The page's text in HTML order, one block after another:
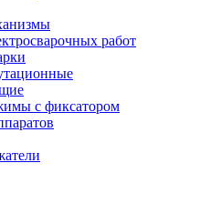
работ
с фиксатором